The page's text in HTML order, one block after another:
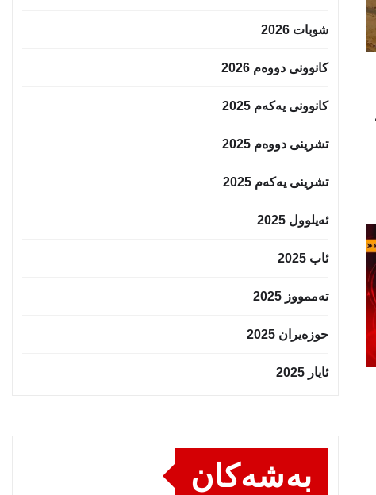
شوبات 2026
کانوونی دووەم 2026
کانوونی یەکەم 2025
تشرینی دووەم 2025
تشرینی یەکەم 2025
ئەیلوول 2025
ئاب 2025
تەممووز 2025
حوزه‌یران 2025
ئایار 2025
بەشەکان